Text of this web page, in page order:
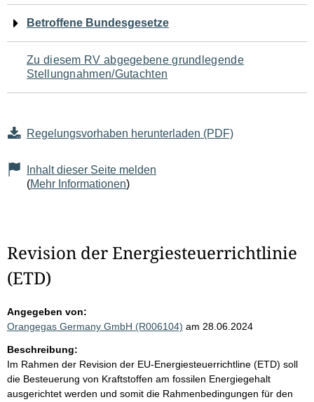
Seiteninhalt
Betroffene Bundesgesetze
Zu diesem RV abgegebene grundlegende
Stellungnahmen/Gutachten
Regelungsvorhaben herunterladen (PDF)
Inhalt dieser Seite melden
(Mehr Informationen)
Revision der Energiesteuerrichtlinie
(ETD)
Angegeben von:
Orangegas Germany GmbH (R006104) am 28.06.2024
Beschreibung:
Im Rahmen der Revision der EU-Energiesteuerrichtline (ETD) soll
die Besteuerung von Kraftstoffen am fossilen Energiegehalt
ausgerichtet werden und somit die Rahmenbedingungen für den